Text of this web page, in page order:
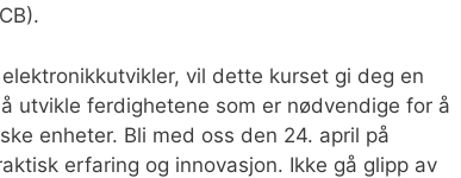
vil dette kurset gi deg en
utvikle ferdighetene som er nødvendige for å
enheter. Bli med oss den 24. april på
erfaring og innovasjon. Ikke gå glipp av